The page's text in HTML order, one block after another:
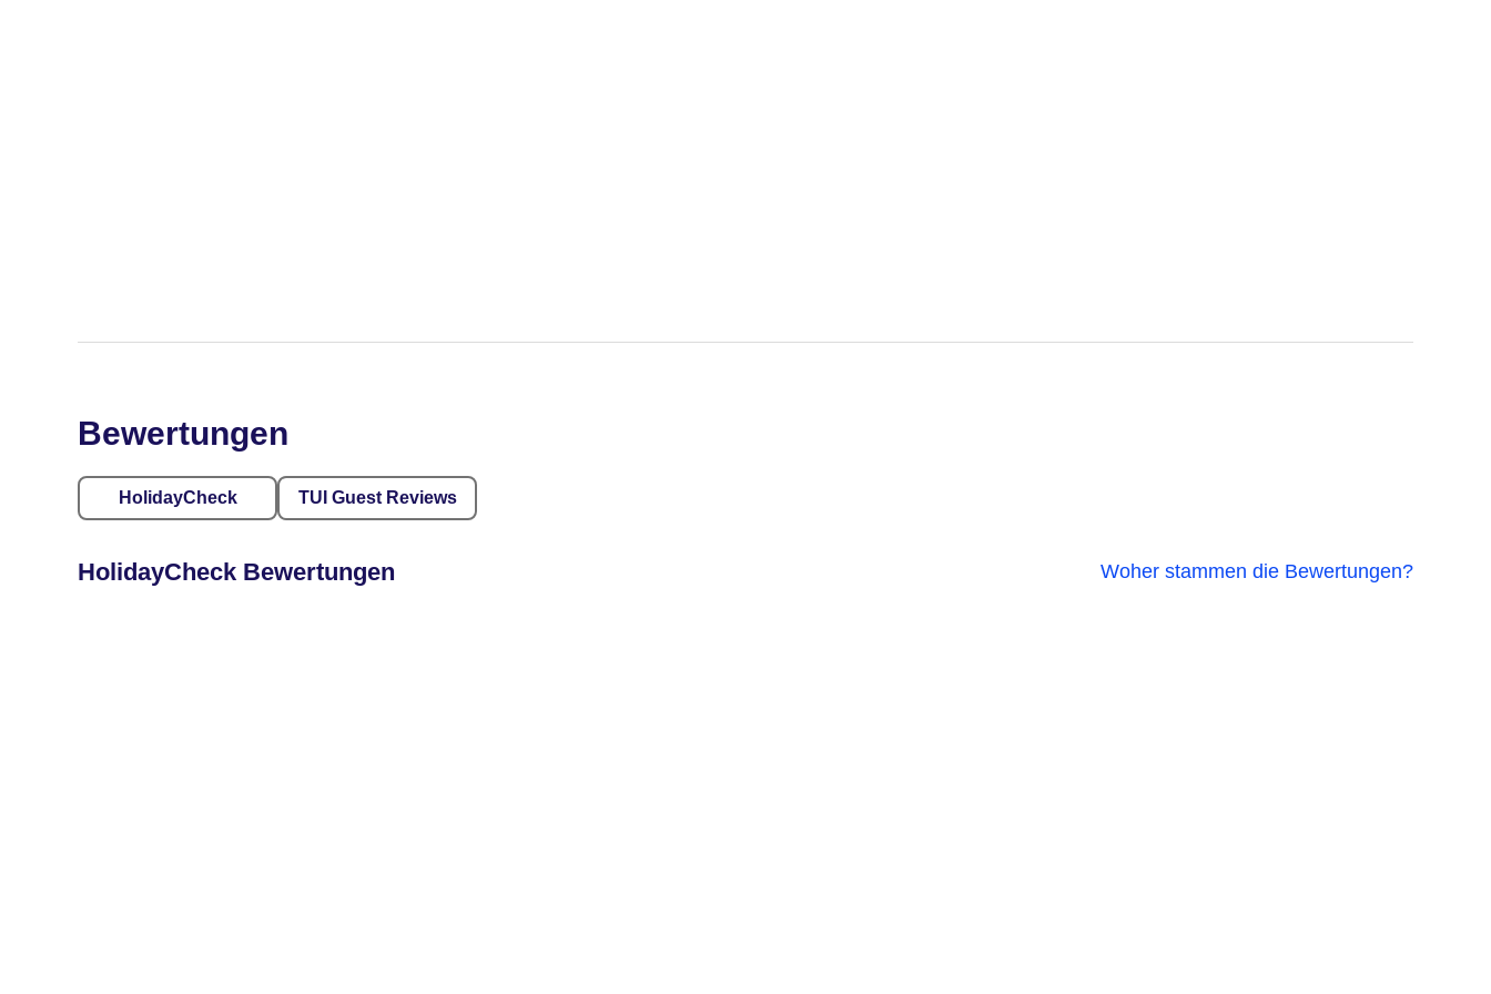
Bewertungen
HolidayCheck TUI Guest Reviews
HolidayCheck Bewertungen Woher stammen die Bewertungen?